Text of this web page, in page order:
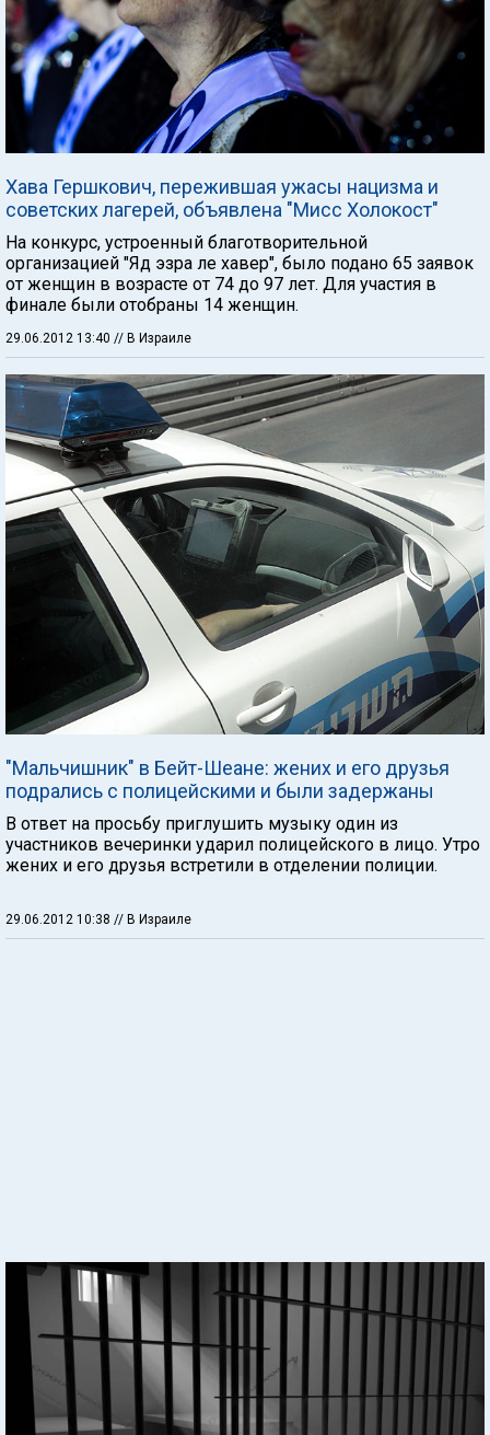
Хава Гершкович, пережившая ужасы нацизма и
советских лагерей, объявлена "Мисс Холокост"
На конкурс, устроенный благотворительной
организацией "Яд эзра ле хавер", было подано 65 заявок
от женщин в возрасте от 74 до 97 лет. Для участия в
финале были отобраны 14 женщин.
29.06.2012 13:40 // В Израиле
"Мальчишник" в Бейт-Шеане: жених и его друзья
подрались с полицейскими и были задержаны
В ответ на просьбу приглушить музыку один из
участников вечеринки ударил полицейского в лицо. Утро
жених и его друзья встретили в отделении полиции.
29.06.2012 10:38 // В Израиле